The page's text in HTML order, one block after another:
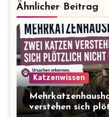
Ähnlicher Beitrag
Katzenwissen
verstehen sich